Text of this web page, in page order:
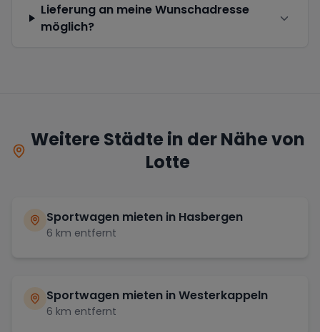
Lieferung an meine Wunschadresse
möglich?
Weitere Städte in der Nähe von
Lotte
Sportwagen mieten in Hasbergen
6 km entfernt
Sportwagen mieten inWesterkappeln
6 km entfernt